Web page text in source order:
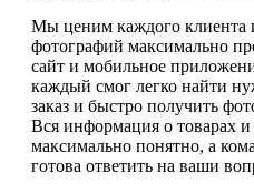
Мы ценим каждого клиента
фотографий максимально
сайт и мобильное
каждый смог легко найти
заказ и быстро получить
Вся информация о товарах и
максимально понятно, а
готова ответить на ваши